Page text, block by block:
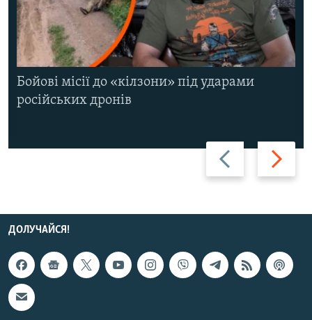
Назад Вперед
Бойові місії до «кілзони» під ударами
російських дронів
ДОЛУЧАЙСЯ!